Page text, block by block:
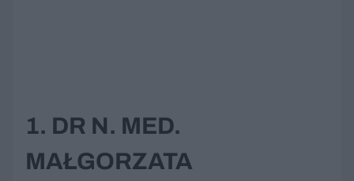
1. DR N. MED.
MAŁGORZATA